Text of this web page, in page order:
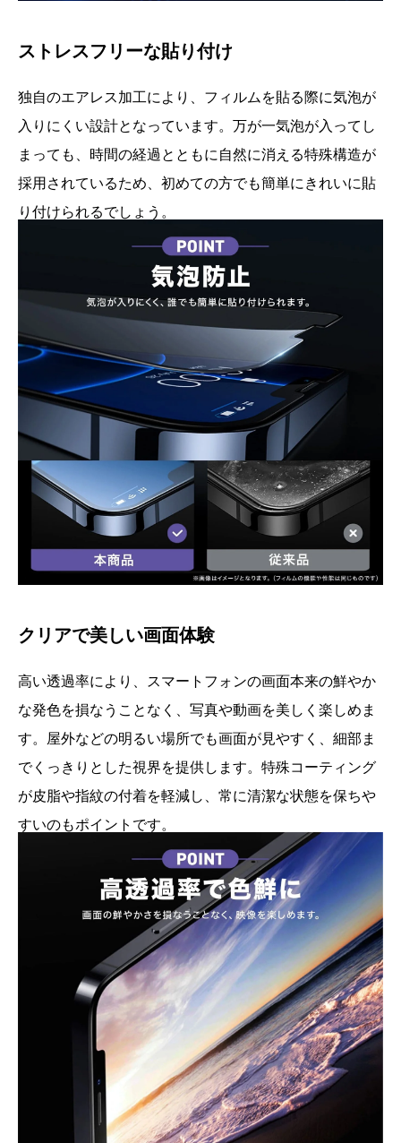
ストレスフリーな貼り付け
独自のエアレス加工により、フィルムを貼る際に気泡が
入りにくい設計となっています。万が一気泡が入ってし
まっても、時間の経過とともに自然に消える特殊構造が
採用されているため、初めての方でも簡単にきれいに貼
り付けられるでしょう。
クリアで美しい画面体験
高い透過率により、スマートフォンの画面本来の鮮やか
な発色を損なうことなく、写真や動画を美しく楽しめま
す。屋外などの明るい場所でも画面が見やすく、細部ま
でくっきりとした視界を提供します。特殊コーティング
が皮脂や指紋の付着を軽減し、常に清潔な状態を保ちや
すいのもポイントです。